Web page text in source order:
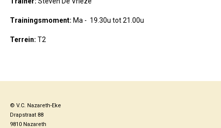
Trainingsmoment: Ma - 19.30u tot 21.00u
Terrein: T2
© V.C. Nazareth-Eke
Drapstraat 88
9810 Nazareth